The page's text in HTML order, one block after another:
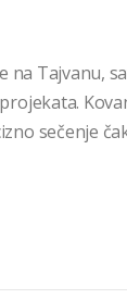
na Tajvanu,
sečenje